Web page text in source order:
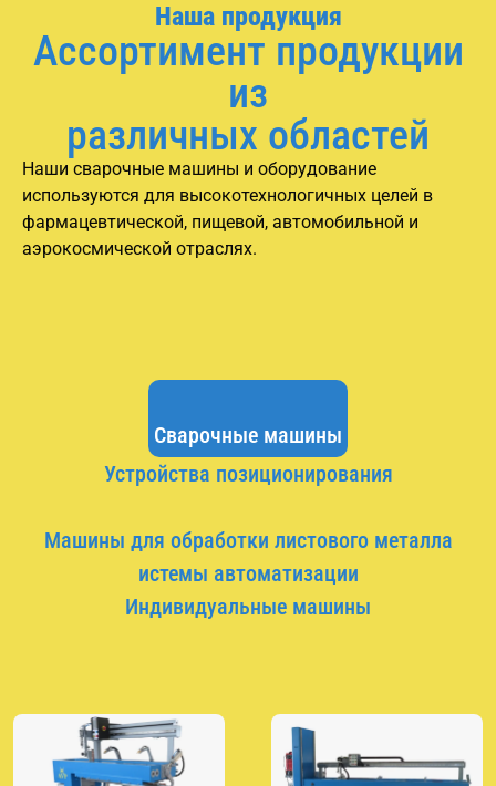
Наша продукция
Ассортимент продукции
из
различных областей
Наши сварочные машины и оборудование
используются для высокотехнологичных целей в
фармацевтической, пищевой, автомобильной и
аэрокосмической отраслях.
Сварочные машины
Устройства позиционирования
Машины для обработки листового металла
истемы автоматизации
Индивидуальные машины